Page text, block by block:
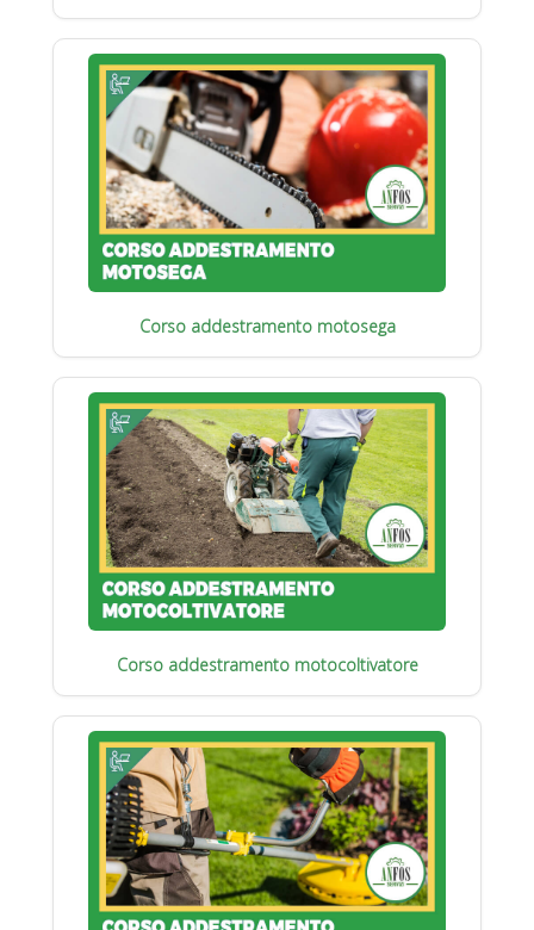
Corso addestramento motosega
Corso addestramento motocoltivatore